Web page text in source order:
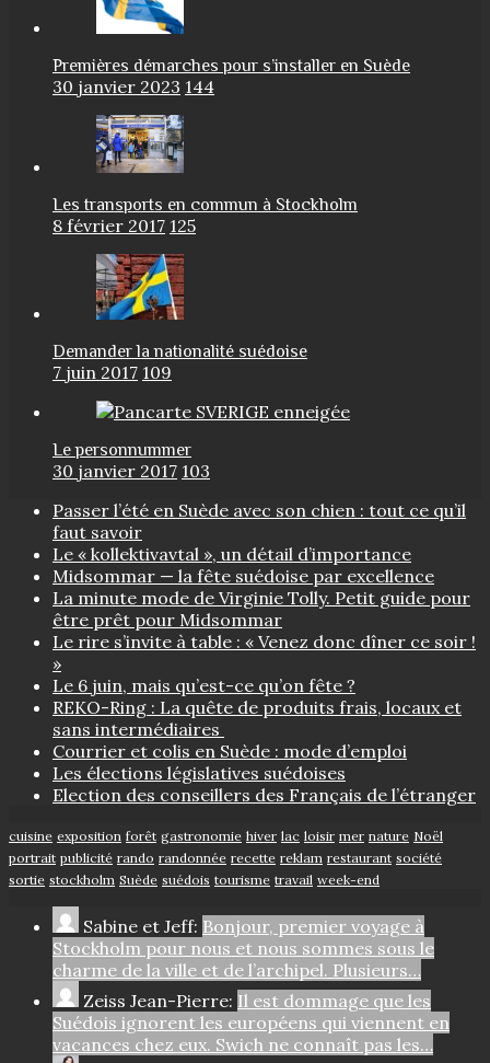
Premières démarches pour s’installer en Suède
30 janvier 2023 144
Les transports en commun à Stockholm
8 février 2017 125
Demander la nationalité suédoise
7 juin 2017 109
Le personnummer
30 janvier 2017 103
Passer l’été en Suède avec son chien : tout ce qu’il
faut savoir
Le « kollektivavtal », un détail d’importance
Midsommar — la fête suédoise par excellence
La minute mode de Virginie Tolly. Petit guide pour
être prêt pour Midsommar
Le rire s’invite à table : « Venez donc dîner ce soir !
»
Le 6 juin, mais qu’est-ce qu’on fête ?
REKO-Ring : La quête de produits frais, locaux et
sans intermédiaires
Courrier et colis en Suède : mode d’emploi
Les élections législatives suédoises
Election des conseillers des Français de l’étranger
cuisine exposition forêt gastronomie hiver lac loisir mer nature Noël
portrait publicité rando randonnée recette reklam restaurant société
sortie stockholm Suède suédois tourisme travail week-end
Sabine et Jeff: Bonjour, premier voyage à
Stockholm pour nous et nous sommes sous le
charme de la ville et de l’archipel. Plusieurs…
Zeiss Jean-Pierre: Il est dommage que les
Suédois ignorent les européens qui viennent en
vacances chez eux. Swich ne connaît pas les…